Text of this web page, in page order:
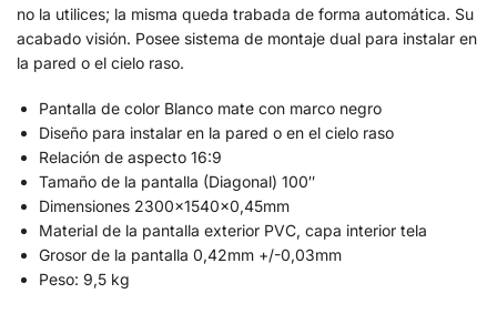
no la utilices; la misma queda trabada de forma automática. Su
acabado visión. Posee sistema de montaje dual para instalar en
la pared o el cielo raso.
Pantalla de color Blanco mate con marco negro
Diseño para instalar en la pared o en el cielo raso
Relación de aspecto 16:9
Tamaño de la pantalla (Diagonal) 100″
Dimensiones 2300x1540x0,45mm
Material de la pantalla exterior PVC, capa interior tela
Grosor de la pantalla 0,42mm +/-0,03mm
Peso: 9,5 kg